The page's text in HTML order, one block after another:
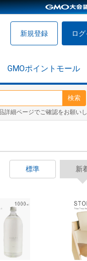
新規登録 ロ
GMOポイントモール
検索
細ページでご確認をお願いし
標準 新